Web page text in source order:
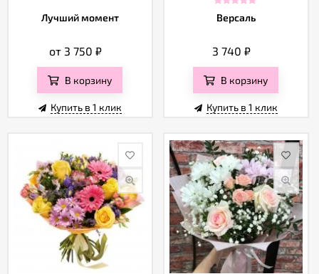
Лучший момент
от 3 750₽
В корзину
Купить в 1 клик
Версаль
3 740₽
В корзину
Купить в 1 клик